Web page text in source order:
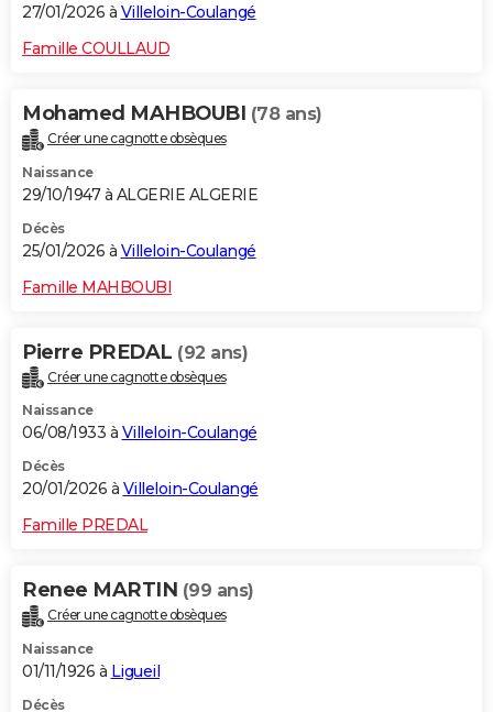
27/01/2026 à Villeloin-Coulangé
Famille COULLAUD
Mohamed MAHBOUBI (78 ans)
Créer une cagnotte obsèques
Naissance
29/10/1947 à ALGERIE ALGERIE
Décès
25/01/2026 à Villeloin-Coulangé
Famille MAHBOUBI
Pierre PREDAL (92 ans)
Créer une cagnotte obsèques
Naissance
06/08/1933 à Villeloin-Coulangé
Décès
20/01/2026 à Villeloin-Coulangé
Famille PREDAL
Renee MARTIN (99 ans)
Créer une cagnotte obsèques
Naissance
01/11/1926 à Ligueil
Décès